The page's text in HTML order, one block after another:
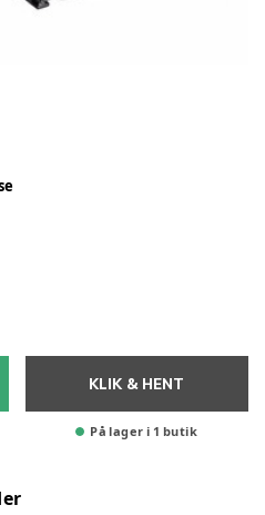
KLIK & HENT
På lager i 1 butik